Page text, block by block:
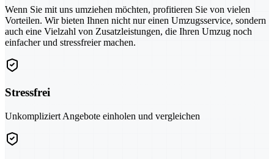
Wenn Sie mit uns umziehen möchten, profitieren Sie von vielen
Vorteilen. Wir bieten Ihnen nicht nur einen Umzugsservice, sondern
auch eine Vielzahl von Zusatzleistungen, die Ihren Umzug noch
einfacher und stressfreier machen.
Stressfrei
Unkompliziert Angebote einholen und vergleichen